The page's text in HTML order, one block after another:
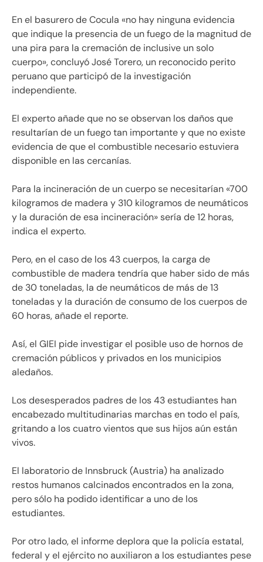
En el basurero de Cocula «no hay ninguna evidencia
que indique la presencia de un fuego de la magnitud de
una pira para la cremación de inclusive un solo
cuerpo», concluyó José Torero, un reconocido perito
peruano que participó de la investigación
independiente.
El experto añade que no se observan los daños que
resultarían de un fuego tan importante y que no existe
evidencia de que el combustible necesario estuviera
disponible en las cercanías.
Para la incineración de un cuerpo se necesitarían «700
kilogramos de madera y 310 kilogramos de neumáticos
y la duración de esa incineración» sería de 12 horas,
indica el experto.
Pero, en el caso de los 43 cuerpos, la carga de
combustible de madera tendría que haber sido de más
de 30 toneladas, la de neumáticos de más de 13
toneladas y la duración de consumo de los cuerpos de
60 horas, añade el reporte.
Así, el GIEI pide investigar el posible uso de hornos de
cremación públicos y privados en los municipios
aledaños.
Los desesperados padres de los 43 estudiantes han
encabezado multitudinarias marchas en todo el país,
gritando a los cuatro vientos que sus hijos aún están
vivos.
El laboratorio de Innsbruck (Austria) ha analizado
restos humanos calcinados encontrados en la zona,
pero sólo ha podido identificar a uno de los
estudiantes.
Por otro lado, el informe deplora que la policía estatal,
federal y el ejército no auxiliaron a los estudiantes pese